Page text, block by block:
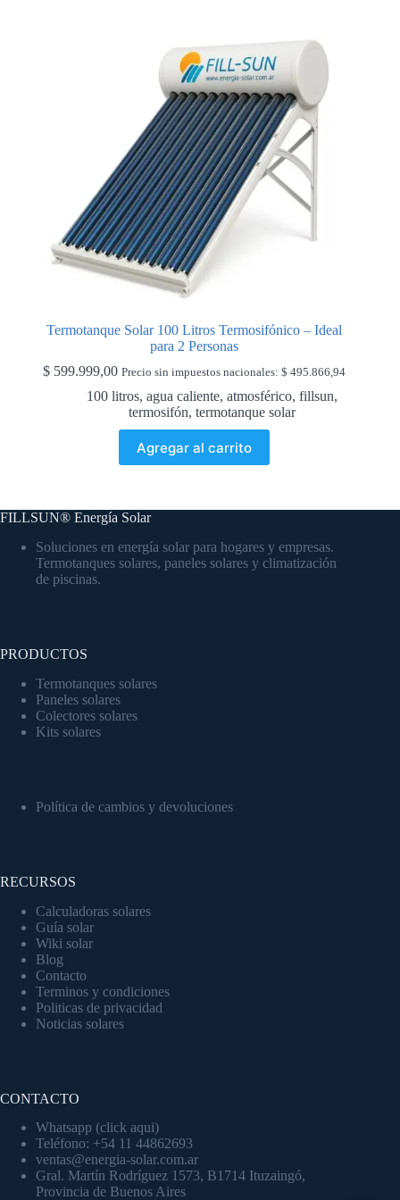
Termotanque Solar 100 Litros Termosifónico – Ideal
para 2 Personas
$599.999,00 Precio sin impuestos nacionales: $ 495.866,94
100 litros, agua caliente, atmosférico, fillsun,
termosifón, termotanque solar
Agregar al carrito
FILLSUN® Energía Solar
Soluciones en energía solar para hogares y empresas.
Termotanques solares, paneles solares y climatización
de piscinas.
PRODUCTOS
Termotanques solares
Paneles solares
Colectores solares
Kits solares
Política de cambios y devoluciones
RECURSOS
Calculadoras solares
Guía solar
Wiki solar
Blog
Contacto
Terminos y condiciones
Politicas de privacidad
Noticias solares
CONTACTO
Whatsapp (click aqui)
Teléfono: +54 11 44862693
ventas@energia-solar.com.ar
Gral. Martín Rodríguez 1573, B1714 Ituzaingó,
Provincia de Buenos Aires